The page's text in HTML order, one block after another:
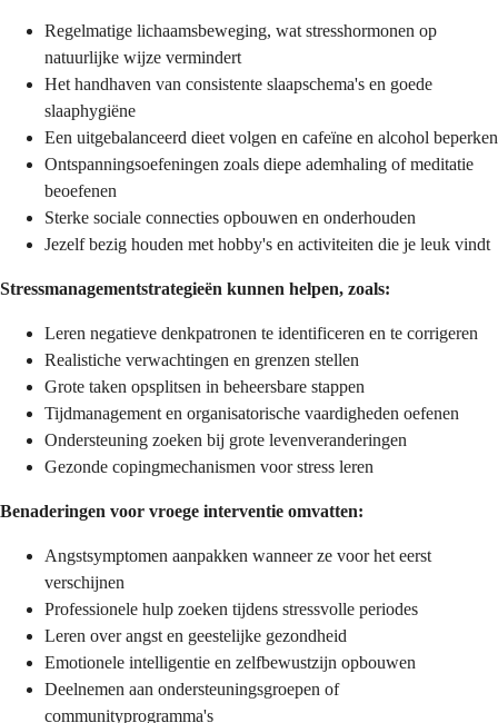
Regelmatige lichaamsbeweging, wat stresshormonen op
natuurlijke wijze vermindert
Het handhaven van consistente slaapschema's en goede
slaaphygiëne
Een uitgebalanceerd dieet volgen en cafeïne en alcohol beperken
Ontspanningsoefeningen zoals diepe ademhaling of meditatie
beoefenen
Sterke sociale connecties opbouwen en onderhouden
Jezelf bezig houden met hobby's en activiteiten die je leuk vindt
Stressmanagementstrategieën kunnen helpen, zoals:
Leren negatieve denkpatronen te identificeren en te corrigeren
Realistiche verwachtingen en grenzen stellen
Grote taken opsplitsen in beheersbare stappen
Tijdmanagement en organisatorische vaardigheden oefenen
Ondersteuning zoeken bij grote levenveranderingen
Gezonde copingmechanismen voor stress leren
Benaderingen voor vroege interventie omvatten:
Angstsymptomen aanpakken wanneer ze voor het eerst
verschijnen
Professionele hulp zoeken tijdens stressvolle periodes
Leren over angst en geestelijke gezondheid
Emotionele intelligentie en zelfbewustzijn opbouwen
Deelnemen aan ondersteuningsgroepen of
communityprogramma's